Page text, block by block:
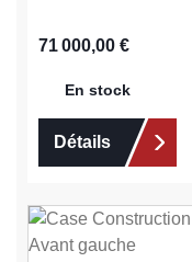
Prix régulier :
71 000,00 €
En stock
Détails